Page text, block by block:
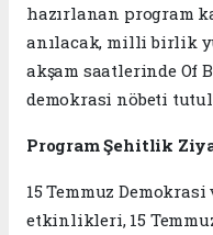
hazırlanan program
anılacak, milli birlik
akşam saatlerinde Of
demokrasi nöbeti
Program Şehitlik
15 Temmuz
etkinlikleri, 15